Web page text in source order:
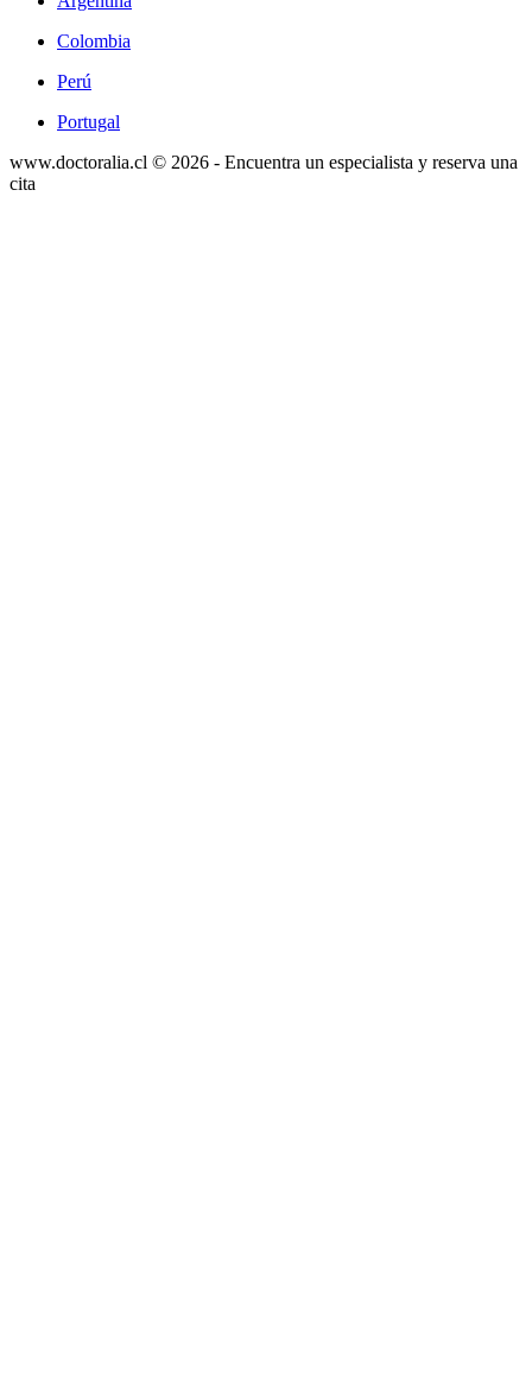
Colombia
Perú
Portugal
www.doctoralia.cl © 2026 - Encuentra un especialista y reserva una
cita